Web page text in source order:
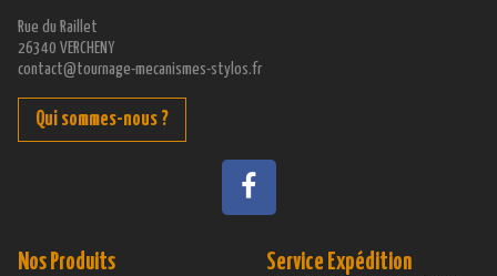
Rue du Raillet
26340 VERCHENY
contact@tournage-mecanismes-stylos.fr
Qui sommes-nous ?
Service Expédition
Nos Produits